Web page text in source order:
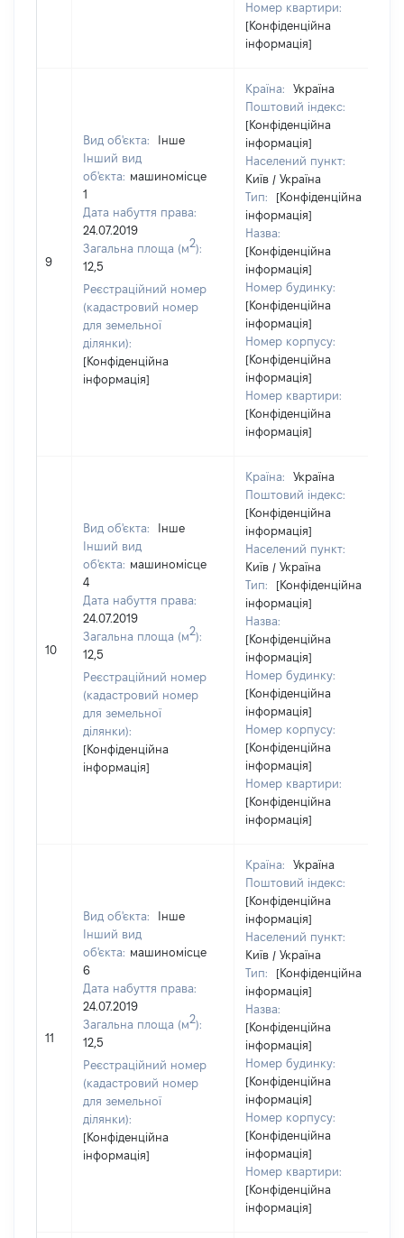
Номер квартири:
[Конфіденційна
інформація]
9
Вид об'єкта:
Інше
Інший вид
об'єкта: машиномісце
1
Дата набуття права:
24.07.2019
Загальна площа (м2):
12,5
Реєстраційний номер
(кадастровий номер
для земельної
ділянки):
[Конфіденційна
інформація]
Країна:
Україна
Поштовий індекс:
[Конфіденційна
інформація]
Населений пункт:
Київ / Україна
Тип:
[Конфіденційна
інформація]
Назва:
[Конфіденційна
інформація]
Номер будинку:
[Конфіденційна
інформація]
Номер корпусу:
[Конфіденційна
інформація]
Номер квартири:
[Конфіденційна
інформація]
10
Вид об'єкта:
Інше
Інший вид
об'єкта: машиномісце
4
Дата набуття права:
24.07.2019
Загальна площа (м2):
12,5
Реєстраційний номер
(кадастровий номер
для земельної
ділянки):
[Конфіденційна
інформація]
Країна:
Україна
Поштовий індекс:
[Конфіденційна
інформація]
Населений пункт:
Київ / Україна
Тип:
[Конфіденційна
інформація]
Назва:
[Конфіденційна
інформація]
Номер будинку:
[Конфіденційна
інформація]
Номер корпусу:
[Конфіденційна
інформація]
Номер квартири:
[Конфіденційна
інформація]
11
Вид об'єкта:
Інше
Інший вид
об'єкта: машиномісце
6
Дата набуття права:
24.07.2019
Загальна площа (м2):
12,5
Реєстраційний номер
(кадастровий номер
для земельної
ділянки):
[Конфіденційна
інформація]
Країна:
Україна
Поштовий індекс:
[Конфіденційна
інформація]
Населений пункт:
Київ / Україна
Тип:
[Конфіденційна
інформація]
Назва:
[Конфіденційна
інформація]
Номер будинку:
[Конфіденційна
інформація]
Номер корпусу:
[Конфіденційна
інформація]
Номер квартири:
[Конфіденційна
інформація]